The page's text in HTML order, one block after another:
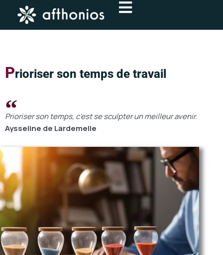
contenu
Prioriser son temps de travail
Prioriser son temps, c'est se sculpter un meilleur avenir.
Aysseline de Lardemelle